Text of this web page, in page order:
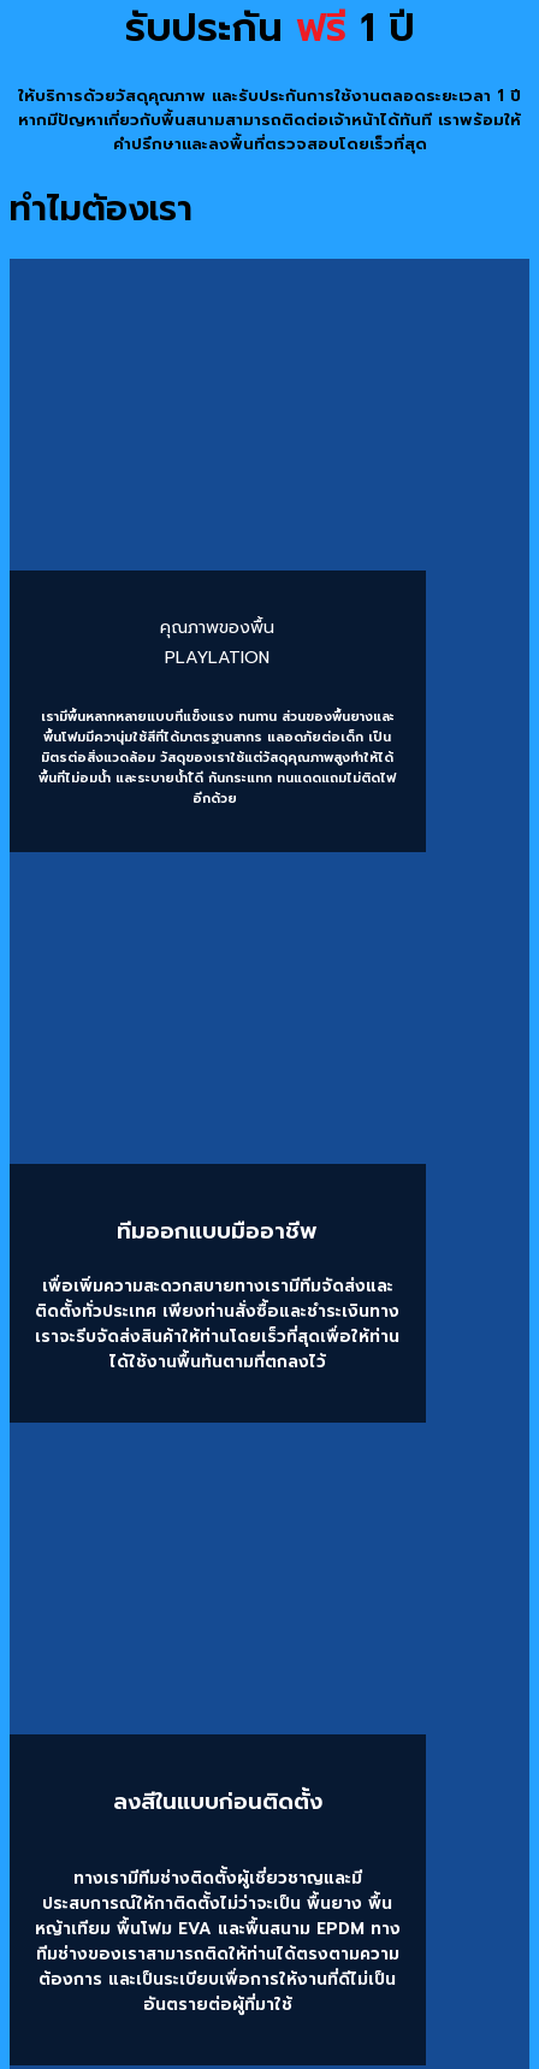
รับประกัน ฟรี 1 ปี
ให้บริการด้วยวัสดุคุณภาพ และรับประกันการใช้งานตลอดระยะเวลา 1 ปี
หากมีปัญหาเกี่ยวกับพื้นสนามสามารถติดต่อเจ้าหน้าได้ทันที เราพร้อมให้
คำปรึกษาและลงพื้นที่ตรวจสอบโดยเร็วที่สุด
ทำไมต้องเรา
คุณภาพของพื้น
PLAYLATION
เรามีพื้นหลากหลายแบบที่แข็งแรง ทนทาน ส่วนของพื้นยางและ
พื้นโฟมมีควานุ่มใช้สีที่ได้มาตรฐานสากร แลอดภัยต่อเด็ก เป็น
มิตรต่อสิ่งแวดล้อม วัสดุของเราใช้แต่วัสดุคุณภาพสูงทำให้ได้
พื้นที่ไม่อมน้ำ และระบายน้ำไ้ดี กันกระแทก ทนแดดแถมไม่ติดไฟ
อีกด้วย
ทีมออกแบบมืออาชีพ
เพื่อเพิ่มความสะดวกสบายทางเรามีทีมจัดส่งและ
ติดตั้งทั่วประเทศ เพียงท่านสั่งซื้อและชำระเงินทาง
เราจะรีบจัดส่งสินค้าให้ท่านโดยเร็วที่สุดเพื่อให้ท่าน
ได้ใช้งานพื้นทันตามที่ตกลงไว้
ลงสีในแบบก่อนติดตั้ง
ทางเรามีทีมช่างติดตั้งผู้เชี่ยวชาญและมี
ประสบการณ์ให้กาติดตั้งไม่ว่าจะเป็น พื้นยาง พื้น
หญ้าเทียม พื้นโฟม EVA และพื้นสนาม EPDM ทาง
ทีมช่างของเราสามารถติดให้ท่านได้ตรงตามความ
ต้องการ และเป็นระเบียบเพื่อการให้งานที่ดีไม่เป็น
อันตรายต่อผู้ที่มาใช้